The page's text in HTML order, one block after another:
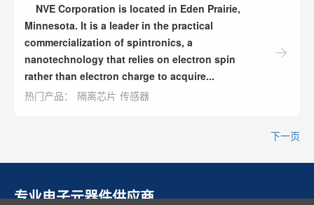
NVE Corporation is located in Eden Prairie,
Minnesota. It is a leader in the practical
commercialization of spintronics, a
nanotechnology that relies on electron spin
rather than electron charge to acquire...
热门产品：
隔离芯片 传感器
下一页
专业电子元器件供应商